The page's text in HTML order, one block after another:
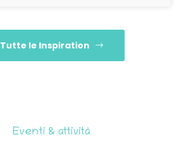
Tutte le Inspiration
Eventi & attività